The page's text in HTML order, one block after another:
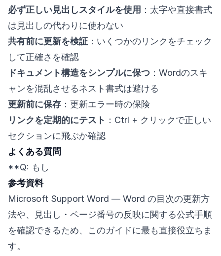
必ず正しい見出しスタイルを使用 ：太字や直接書式
は見出しの代わりに使わない
共有前に更新を検証 ：いくつかのリンクをチェック
して正確さを確認
ドキュメント構造をシンプルに保つ ：Wordのスキ
ャンを混乱させるネスト書式は避ける
更新前に保存 ：更新エラー時の保険
リンクを定期的にテスト ：Ctrl + クリックで正しい
セクションに飛ぶか確認
よくある質問
**Q: もし
参考資料
Microsoft Support Word — Word の目次の更新方
法や、見出し・ページ番号の反映に関する公式手順
を確認できるため、このガイドに最も直接役立ちま
す。